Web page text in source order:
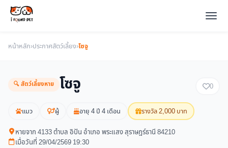
หน้าหลัก›ประกาศสัตว์เลี้ยง›โซจู
🔍 สัตว์เลี้ยงหาย โซจู 0
แมว ผู้ อายุ 4 ปี 4 เดือน รางวัล 2,000 บาท
หายจาก 4133 ตำบล อิปัน อำเภอ พระแสง สุราษฎร์ธานี 84210
เมื่อวันที่ 29/04/2569 19:30